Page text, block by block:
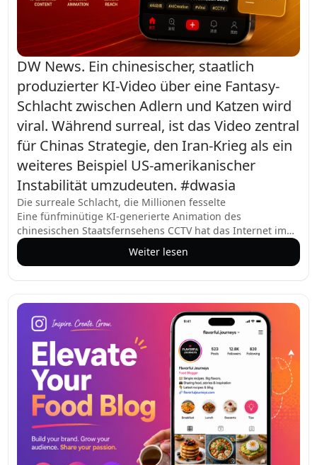
DW News. Ein chinesischer, staatlich
produzierter KI-Video über eine Fantasy-
Schlacht zwischen Adlern und Katzen wird
viral. Während surreal, ist das Video zentral
für Chinas Strategie, den Iran-Krieg als ein
weiteres Beispiel US-amerikanischer
Instabilität umzudeuten. #dwasia
Die surreale Schlacht, die Millionen fesselte
Eine fünfminütige KI-generierte Animation des
chinesischen Staatsfernsehens CCTV hat das Internet im
Sturm erobert. Darin terrorisiert ein hochmütiger weißer
Adler Perserkatzen im Goldenen Flusstal und entfesselt
Plattformen und darüber hinaus Millionen von Aufrufen
erzielt. Doch unter ihren surrealen Bildern verbirgt sich
eine sorgfältig ausgearbeitete Erzählung: die Vereinigten
Staaten als aggressiver, absteigender Hegemon und China
als stabilisierende Kraft.
Weiter lesen